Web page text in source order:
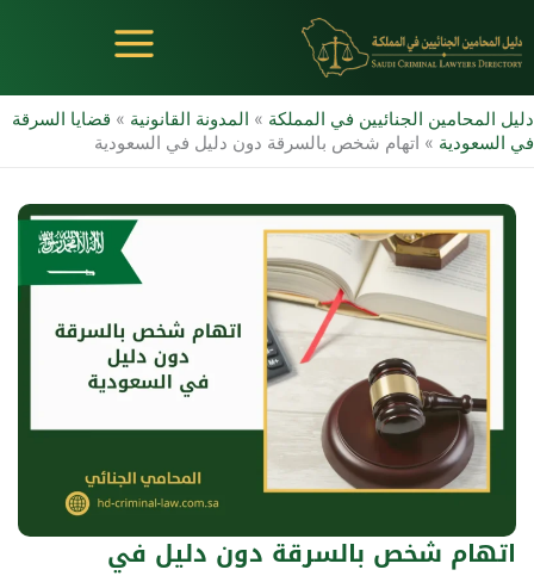
إلى
المحتوى
دليل المحامين الجنائيين في المملكة » المدونة القانونية » قضايا السرقة
في السعودية » اتهام شخص بالسرقة دون دليل في السعودية
اتهام شخص بالسرقة دون دليل في